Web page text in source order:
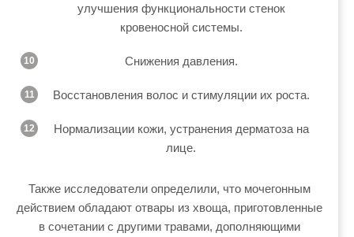
улучшения функциональности стенок
кровеносной системы.
Снижения давления.
Восстановления волос и стимуляции их роста.
Нормализации кожи, устранения дерматоза на
лице.
Также исследователи определили, что мочегонным
действием обладают отвары из хвоща, приготовленные
в сочетании с другими травами, дополняющими